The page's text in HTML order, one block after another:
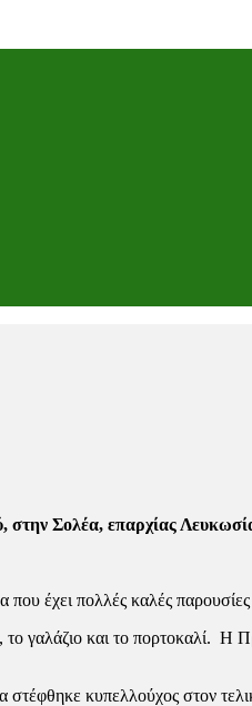
στην Σολέα, επαρχίας
έχει πολλές καλές
γαλάζιο και το πορτοκαλί. Η
κυπελλούχος στον